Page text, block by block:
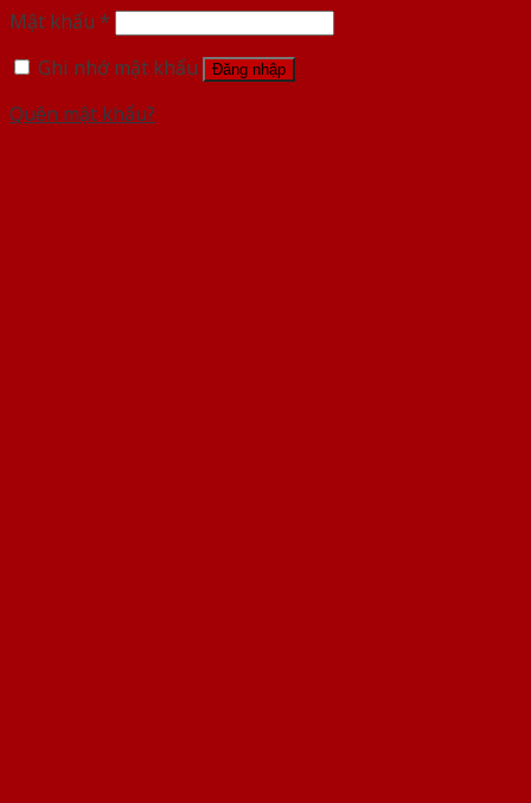
Mật khẩu *
Ghi nhớ mật khẩu
Đăng nhập
Quên mật khẩu?